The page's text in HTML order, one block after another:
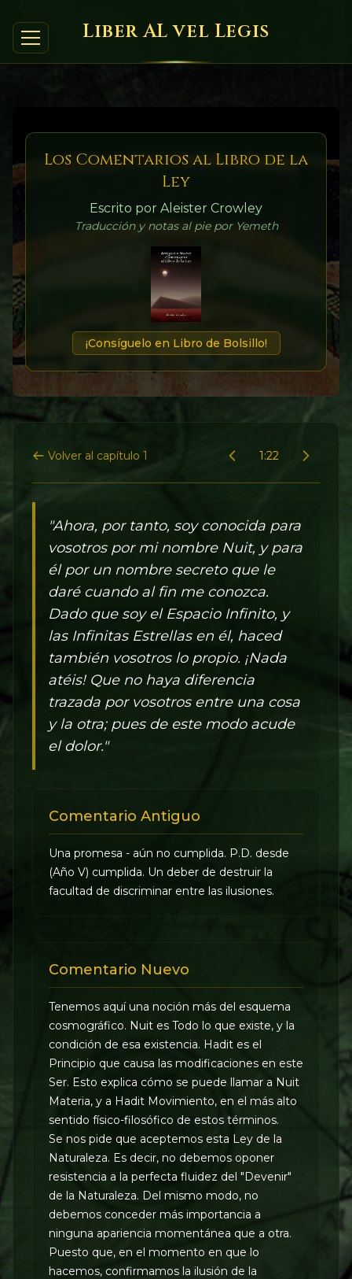
Liber AL vel Legis
Los Comentarios al Libro de la
Ley
Escrito por Aleister Crowley
Traducción y notas al pie por Yemeth
¡Consíguelo en Libro de Bolsillo!
Volver al capítulo 1 1:22
"Ahora, por tanto, soy conocida para
vosotros por mi nombre Nuit, y para
él por un nombre secreto que le
daré cuando al fin me conozca.
Dado que soy el Espacio Infinito, y
las Infinitas Estrellas en él, haced
también vosotros lo propio. ¡Nada
atéis! Que no haya diferencia
trazada por vosotros entre una cosa
y la otra; pues de este modo acude
el dolor."
Comentario Antiguo
Una promesa - aún no cumplida. P.D. desde
(Año V) cumplida. Un deber de destruir la
facultad de discriminar entre las ilusiones.
Comentario Nuevo
Tenemos aquí una noción más del esquema
cosmográfico. Nuit es Todo lo que existe, y la
condición de esa existencia. Hadit es el
Principio que causa las modificaciones en este
Ser. Esto explica cómo se puede llamar a Nuit
Materia, y a Hadit Movimiento, en el más alto
sentido físico-filosófico de estos términos.
Se nos pide que aceptemos esta Ley de la
Naturaleza. Es decir, no debemos oponer
resistencia a la perfecta fluidez del "Devenir"
de la Naturaleza. Del mismo modo, no
debemos conceder más importancia a
ninguna apariencia momentánea que a otra.
Puesto que, en el momento en que lo
hacemos, confirmamos la ilusión de la